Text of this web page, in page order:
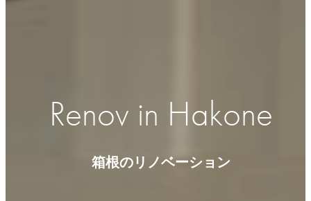
Renov in Hakone
箱根のリノベーション